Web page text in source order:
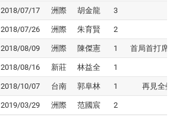
2018/07/17 洲際 胡金龍 3
2018/07/26 洲際 朱育賢 2
2018/08/09 洲際 陳傑憲 1 首局首打席
2018/08/16 新莊 林益全 1
2018/10/07 台南 郭阜林 1 再見全
2019/03/29 洲際 范國宸 2